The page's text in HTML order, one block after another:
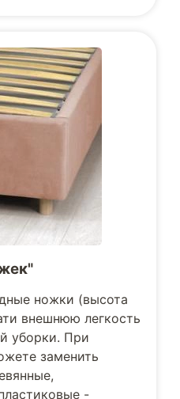
ножки (высота
внешнюю легкость
уборки. При
заменить
-